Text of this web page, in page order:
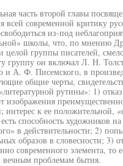
часть второй главы
всей современной критику
из-под
школы, что, по мнению
целой группы писателей,
группу он включал Л. Н.
и А. Ф. Писемского, в
общие черты,
рутины»: 1)
изображения
интерес к ее положительной,
способность художников
в действительности; 2)
образов в словесности; 3)
современного элемента, то
проблемам бытия.